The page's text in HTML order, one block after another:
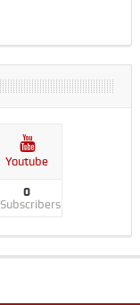
Youtube
0
Subscribers